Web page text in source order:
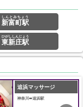
新富町駅
しんとみちょう
東新庄駅
ひがししんじょう
追浜マッサージ
神奈川➠追浜駅